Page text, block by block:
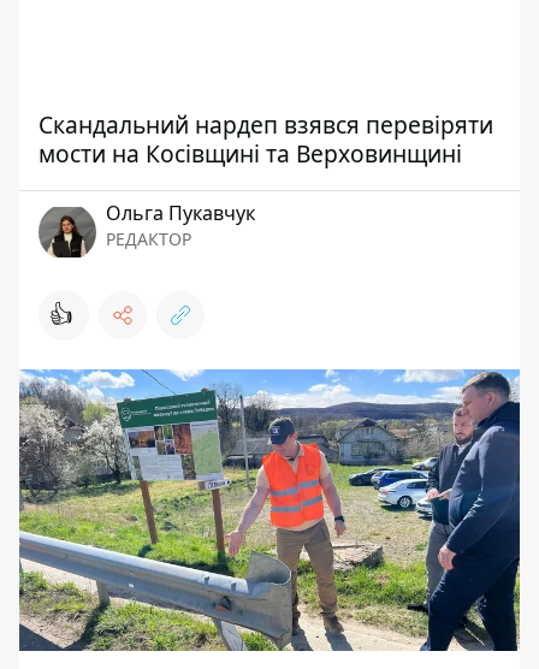
Скандальний нардеп взявся перевіряти
мости на Косівщині та Верховинщині
Ольга Пукавчук
РЕДАКТОР
👍